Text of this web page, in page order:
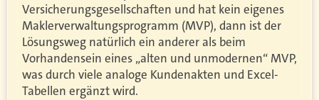
Versicherungsgesellschaften und hat kein eigenes
Maklerverwaltungsprogramm (MVP), dann ist der
Lösungsweg natürlich ein anderer als beim
Vorhandensein eines „alten und unmodernen“ MVP,
was durch viele analoge Kundenakten und Excel-
Tabellen ergänzt wird.